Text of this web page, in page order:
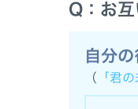
Q：お互
自分
（ 「君